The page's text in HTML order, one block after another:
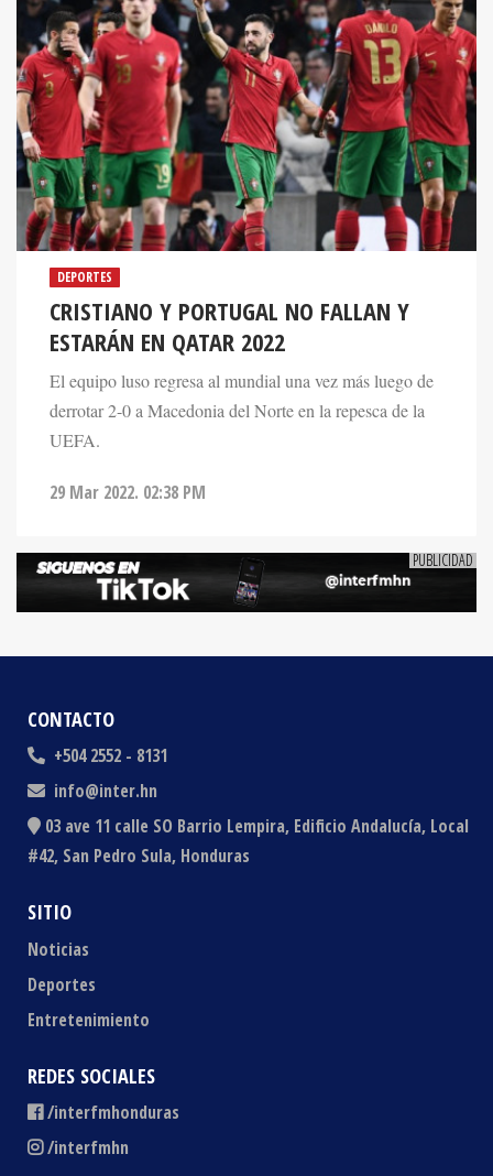
DEPORTES
CRISTIANO Y PORTUGAL NO FALLAN Y
ESTARÁN EN QATAR 2022
El equipo luso regresa al mundial una vez más luego de
derrotar 2-0 a Macedonia del Norte en la repesca de la
UEFA.
CONTACTO
+504 2552 - 8131
info@inter.hn
03 ave 11 calle SO Barrio Lempira, Edificio Andalucía, Local
#42, San Pedro Sula, Honduras
SITIO
Noticias
Deportes
Entretenimiento
REDES SOCIALES
/interfmhonduras
/interfmhn